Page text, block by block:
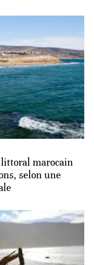
littoral marocain
selon une